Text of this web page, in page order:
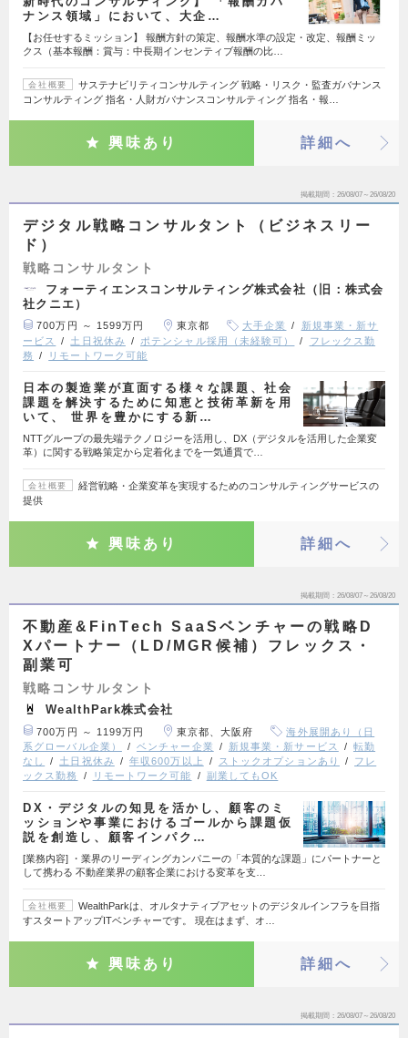
ナンス領域」において、大企…
【お任せするミッション】 報酬方針の策定、報酬水準の設定・改定、報酬ミッ
クス（基本報酬：賞与：中長期インセンティブ報酬の比…
会社概要
サステナビリティコンサルティング 戦略・リスク・監査ガバナンス
コンサルティング 指名・人財ガバナンスコンサルティング 指名・報…
興味あり 詳細へ
掲載期間 26/08/07～26/08/20
デジタル戦略コンサルタント（ビジネスリー
ド）
戦略コンサルタント
フォーティエンスコンサルティング株式会社（旧：株式会
社クニエ）
700万円 ～ 1599万円 東京都 大手企業
新規事業・新サ
ービス
土日祝休み ポテンシャル採用（未経験可）
フレックス勤
務
リモートワーク可能
日本の製造業が直面する様々な課題、社会
課題を解決するために知恵と技術革新を用
いて、 世界を豊かにする新…
NTTグループの最先端テクノロジーを活用し、DX（デジタルを活用した企業変
革）に関する戦略策定から定着化までを一気通貫で…
会社概要
経営戦略・企業変革を実現するためのコンサルティングサービスの
提供
興味あり 詳細へ
掲載期間 26/08/07～26/08/20
不動産&FinTech SaaSベンチャーの戦略D
Xパートナー（LD/MGR候補）フレックス・
副業可
戦略コンサルタント
WealthPark株式会社
700万円 ～ 1199万円 東京都、大阪府
海外展開あり（日
系グローバル企業）
ベンチャー企業 新規事業・新サービス
転勤
なし
土日祝休み 年収600万以上 ストックオプションあり
フレ
ックス勤務
リモートワーク可能 副業してもOK
DX・デジタルの知見を活かし、顧客のミ
ッションや事業におけるゴールから課題仮
説を創造し、顧客インパク…
[業務内容] ・業界のリーディングカンパニーの「本質的な課題」にパートナーと
して携わる 不動産業界の顧客企業における変革を支…
会社概要
WealthParkは、オルタナティブアセットのデジタルインフラを目指
すスタートアップITベンチャーです。 現在はまず、オ…
興味あり 詳細へ
掲載期間 26/08/07～26/08/20